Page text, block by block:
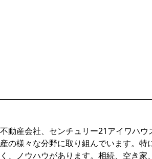
動産会社、センチュリー21アイワハウ
の様々な分野に取り組んでいます。特
、ノウハウがあります。相続、空き家